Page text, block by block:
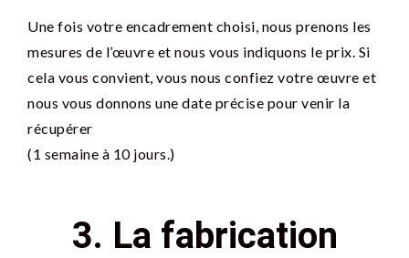
Une fois votre encadrement choisi, nous prenons les
mesures de l’œuvre et nous vous indiquons le prix. Si
cela vous convient, vous nous confiez votre œuvre et
nous vous donnons une date précise pour venir la
récupérer
(1 semaine à 10 jours.)
3. La fabrication